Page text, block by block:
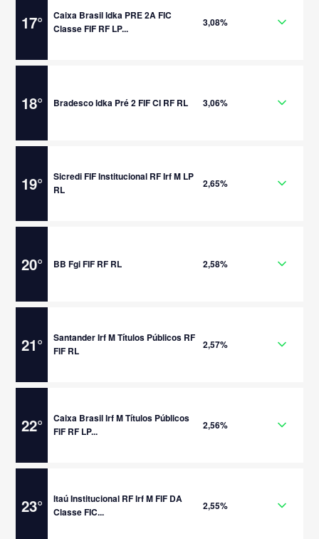
17°
Caixa Brasil Idka PRE 2A FIC
Classe FIF RF LP...
3,08%
18° Bradesco Idka Pré 2 FIF CI RF RL 3,06%
19°
Sicredi FIF Institucional RF Irf M LP
RL
2,65%
20° BB Fgi FIF RF RL 2,58%
21°
Santander Irf M Títulos Públicos RF
FIF RL
2,57%
22°
Caixa Brasil Irf M Títulos Públicos
FIF RF LP...
2,56%
23°
Itaú Institucional RF Irf M FIF DA
Classe FIC...
2,55%